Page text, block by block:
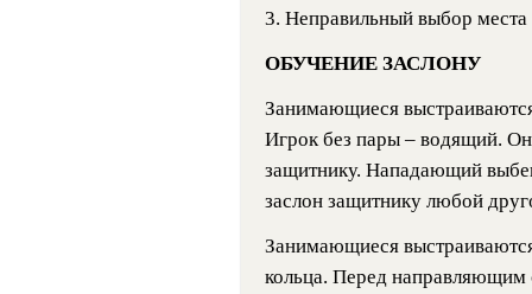
3. Неправильный выбор места
ОБУЧЕНИЕ ЗАСЛОНУ
Занимающиеся
Игрок без пары – водящий. Он
защитнику. Нападающий
заслон защитнику любой
Занимающиеся
кольца. Перед направляющим